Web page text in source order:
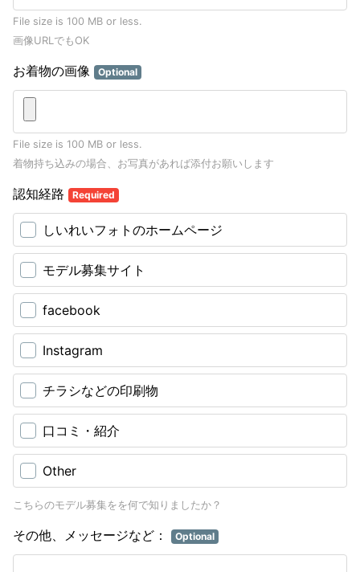
File size is 100 MB or less.
画像URLでもOK
お着物の画像 Optional
File size is 100 MB or less.
着物持ち込みの場合、お写真があれば添付お願いします
認知経路 Required
しいれいフォトのホームページ
モデル募集サイト
facebook
Instagram
チラシなどの印刷物
口コミ・紹介
Other
こちらのモデル募集をを何で知りましたか？
その他、メッセージなど： Optional